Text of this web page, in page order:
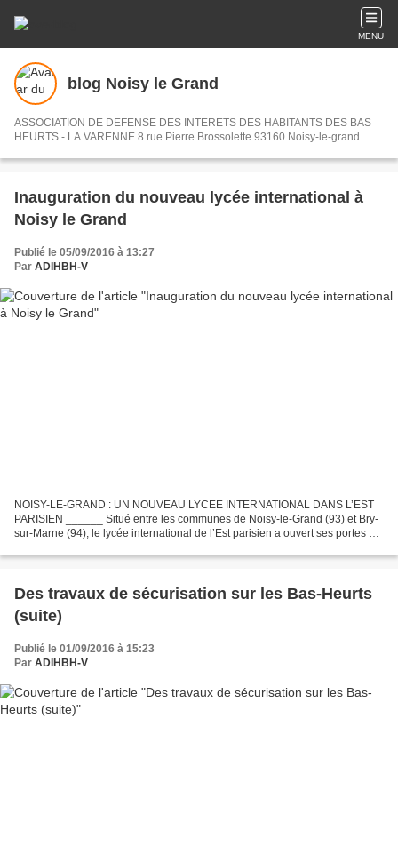
MENU
blog Noisy le Grand
ASSOCIATION DE DEFENSE DES INTERETS DES HABITANTS DES BAS
HEURTS - LA VARENNE 8 rue Pierre Brossolette 93160 Noisy-le-grand
Inauguration du nouveau lycée international à
Noisy le Grand
Publié le 05/09/2016 à 13:27
Par ADIHBH-V
NOISY-LE-GRAND : UN NOUVEAU LYCEE INTERNATIONAL DANS L’EST
PARISIEN ______ Situé entre les communes de Noisy-le-Grand (93) et Bry-
sur-Marne (94), le lycée international de l’Est parisien a ouvert ses portes à
Des travaux de sécurisation sur les Bas-Heurts
(suite)
Publié le 01/09/2016 à 15:23
Par ADIHBH-V